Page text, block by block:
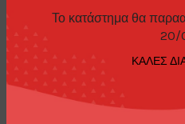
Το κατάστημα θα
20/
ΚΑΛΕΣ
Description :